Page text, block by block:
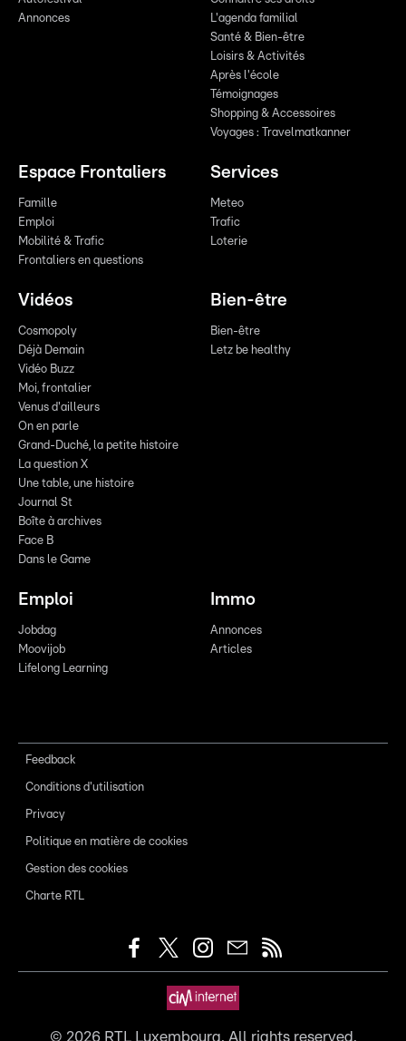
Annonces
L'agenda familial
Santé & Bien-être
Loisirs & Activités
Après l'école
Témoignages
Shopping & Accessoires
Voyages : Travelmatkanner
Espace Frontaliers
Famille
Emploi
Mobilité & Trafic
Frontaliers en questions
Services
Meteo
Trafic
Loterie
Vidéos
Cosmopoly
Déjà Demain
Vidéo Buzz
Moi, frontalier
Venus d'ailleurs
On en parle
Grand-Duché, la petite histoire
La question X
Une table, une histoire
Journal St
Boîte à archives
Face B
Dans le Game
Bien-être
Bien-être
Letz be healthy
Emploi
Jobdag
Moovijob
Lifelong Learning
Immo
Annonces
Articles
Feedback
Conditions d'utilisation
Privacy
Politique en matière de cookies
Gestion des cookies
Charte RTL
© 2026RTL Luxembourg. All rights reserved.